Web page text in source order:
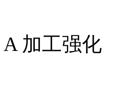
A 加工强化